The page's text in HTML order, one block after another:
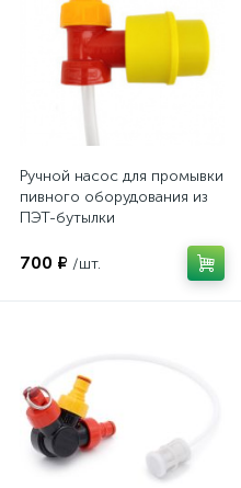
Ручной насос для промывки
пивного оборудования из
ПЭТ-бутылки
700 ₽ /шт.